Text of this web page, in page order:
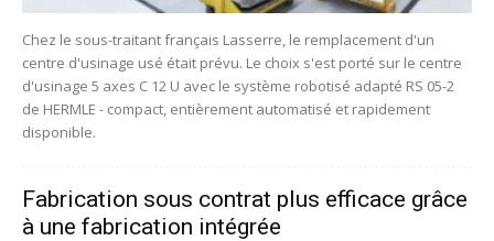
Chez le sous-traitant français Lasserre, le remplacement d'un
centre d'usinage usé était prévu. Le choix s'est porté sur le centre
d'usinage 5 axes C 12 U avec le système robotisé adapté RS 05-2
de HERMLE - compact, entièrement automatisé et rapidement
disponible.
Fabrication sous contrat plus efficace grâce
à une fabrication intégrée